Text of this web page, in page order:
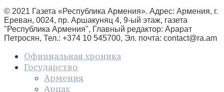
© 2021 Газета «Республика Армения». Адрес: Армения, г.
Ереван, 0024, пр. Аршакуняц 4, 9-ый этаж, газета
"Республика Армения", Главный редактор: Арарат
Петросян, Тел.: +374 10 545700, Эл. почта: contact@ra.am
Официальная хроника
Государство
Армения
Арцах